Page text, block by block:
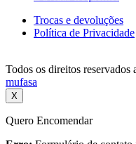
Trocas e devoluções
Política de Privacidade
Todos os direitos
mufasa
X
Quero Encomendar